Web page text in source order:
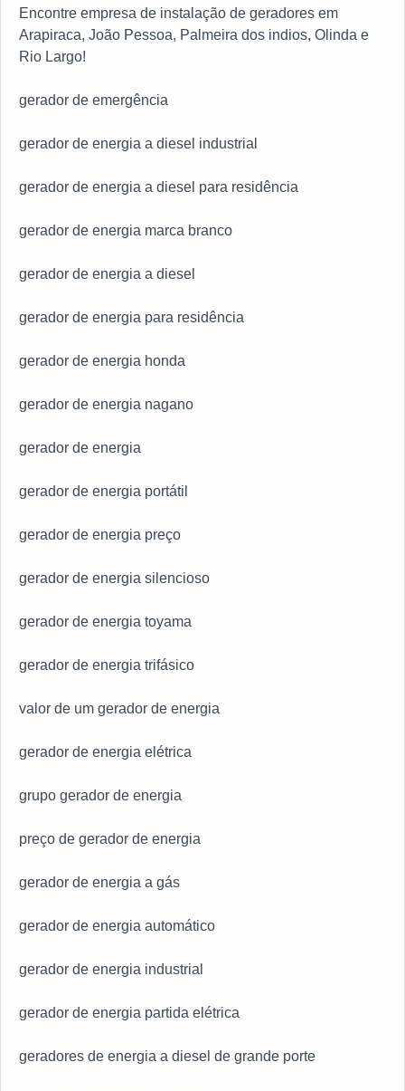
de qualificação, garante uma entrega de excelência de
ponta a ponta.Aproveite a visita para acessar o site e
saber mais sobre a empresa, os serviços e os produtos.
consultores e solicite um orçamento!
Encontre empresa de instalação de geradores em
Arapiraca, João Pessoa, Palmeira dos indios, Olinda e
Rio Largo!
gerador de emergência
gerador de energia a diesel industrial
gerador de energia a diesel para residência
gerador de energia marca branco
gerador de energia a diesel
gerador de energia para residência
gerador de energia honda
gerador de energia nagano
gerador de energia
gerador de energia portátil
gerador de energia preço
gerador de energia silencioso
gerador de energia toyama
gerador de energia trifásico
valor de um gerador de energia
gerador de energia elétrica
grupo gerador de energia
preço de gerador de energia
gerador de energia a gás
gerador de energia automático
gerador de energia industrial
gerador de energia partida elétrica
geradores de energia a diesel de grande porte